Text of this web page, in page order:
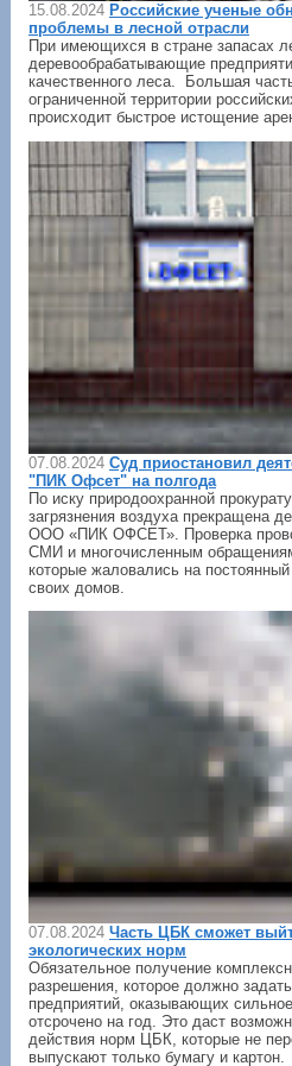
15.08.2024 Российские ученые
проблемы в лесной отрасли
При имеющихся в стране запасах
деревообрабатывающие
качественного леса. Большая
ограниченной территории
происходит быстрое истощение
07.08.2024 Суд приостановил
"ПИК Офсет" на полгода
По иску природоохранной
загрязнения воздуха прекращена
ООО «ПИК ОФСЕТ». Проверка
СМИ и многочисленным
которые жаловались на
своих домов.
07.08.2024 Часть ЦБК сможет
экологических норм
Обязательное получение
разрешения, которое должно
предприятий, оказывающих
отсрочено на год. Это даст
действия норм ЦБК, которые не
выпускают только бумагу и картон.